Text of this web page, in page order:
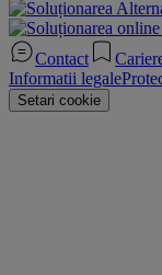
Contact
Informatii legale
Setari cookie